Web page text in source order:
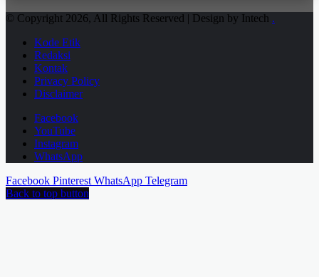
© Copyright 2026, All Rights Reserved | Design by Intech .
Kode Etik
Redaksi
Kontak
Privacy Policy
Disclaimer
Facebook
YouTube
Instagram
WhatsApp
Facebook Pinterest WhatsApp Telegram
Back to top button